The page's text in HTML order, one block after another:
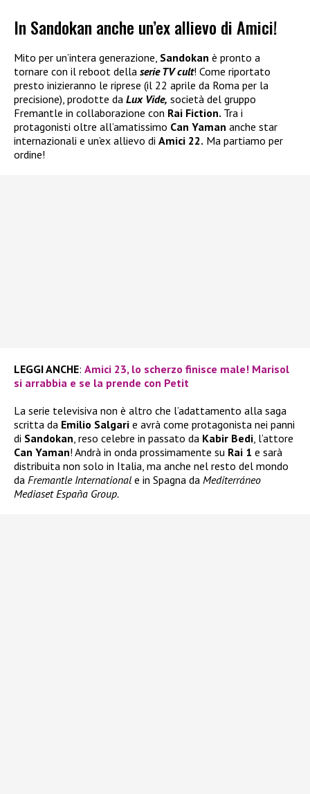
In Sandokan anche un’ex allievo di Amici!
Mito per un’intera generazione, Sandokan è pronto a
tornare con il reboot della serie TV cult! Come riportato
presto inizieranno le riprese (il 22 aprile da Roma per la
precisione), prodotte da Lux Vide, società del gruppo
Fremantle in collaborazione con Rai Fiction. Tra i
protagonisti oltre all’amatissimo Can Yaman anche star
internazionali e un’ex allievo di Amici 22. Ma partiamo per
ordine!
LEGGI ANCHE: Amici 23, lo scherzo finisce male! Marisol
si arrabbia e se la prende con Petit
La serie televisiva non è altro che l’adattamento alla saga
scritta da Emilio Salgari e avrà come protagonista nei panni
di Sandokan, reso celebre in passato da Kabir Bedi, l’attore
Can Yaman! Andrà in onda prossimamente su Rai 1 e sarà
distribuita non solo in Italia, ma anche nel resto del mondo
da Fremantle International e in Spagna da Mediterráneo
Mediaset España Group.